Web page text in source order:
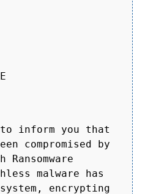
inform you that
compromised by
malware has
encrypting